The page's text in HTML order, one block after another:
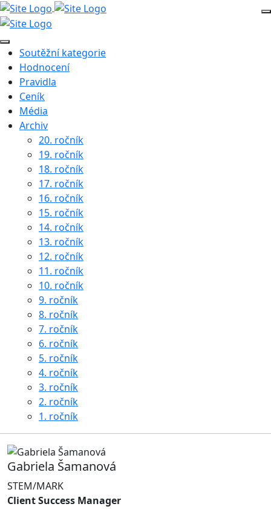
Soutěžní kategorie
Hodnocení
Pravidla
Ceník
Média
Archiv
20. ročník
19. ročník
18. ročník
17. ročník
16. ročník
15. ročník
14. ročník
13. ročník
12. ročník
11. ročník
10. ročník
9. ročník
8. ročník
7. ročník
6. ročník
5. ročník
4. ročník
3. ročník
2. ročník
1. ročník
Gabriela Šamanová
STEM/MARK
Client Success Manager